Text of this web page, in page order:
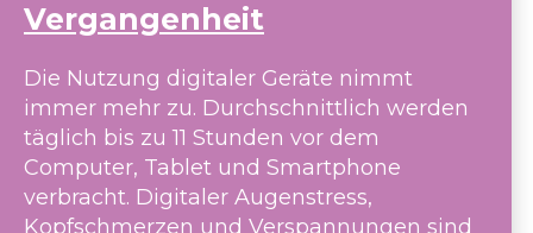
Vergangenheit
Die Nutzung digitaler Geräte nimmt
immer mehr zu. Durchschnittlich werden
täglich bis zu 11 Stunden vor dem
Computer, Tablet und Smartphone
verbracht. Digitaler Augenstress,
Kopfschmerzen und Verspannungen sind